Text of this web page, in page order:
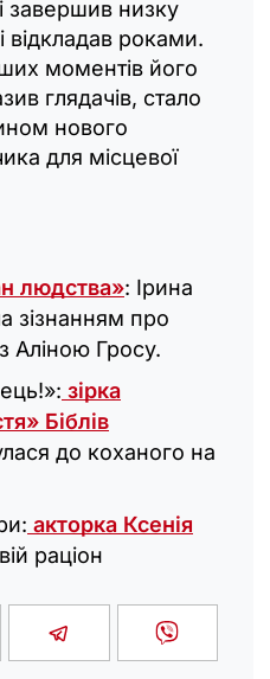
завершив низку
відкладав роками.
моментів його
глядачів, стало
нового
для місцевої
людства»: Ірина
зізнанням про
Аліною Гросу.
зірка
Біблів
до коханого на
акторка Ксенія
раціон